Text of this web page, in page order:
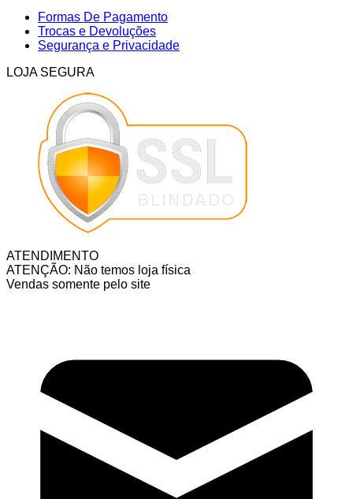
Formas De Pagamento
Trocas e Devoluções
Segurança e Privacidade
LOJA SEGURA
ATENDIMENTO
ATENÇÃO: Não temos loja física
Vendas somente pelo site